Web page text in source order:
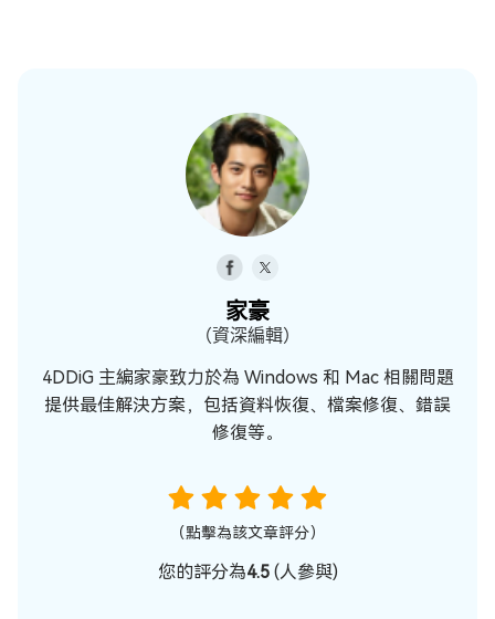
家豪
（資深編輯）
4DDiG 主編家豪致力於為 Windows 和 Mac 相關問題
提供最佳解決方案，包括資料恢復、檔案修復、錯誤
修復等。
（點擊為該文章評分）
您的評分為4.5(人參與)